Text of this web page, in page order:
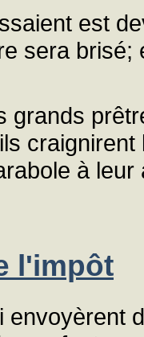
est
sera brisé;
grands
à leur
l'impôt
envoyèrent